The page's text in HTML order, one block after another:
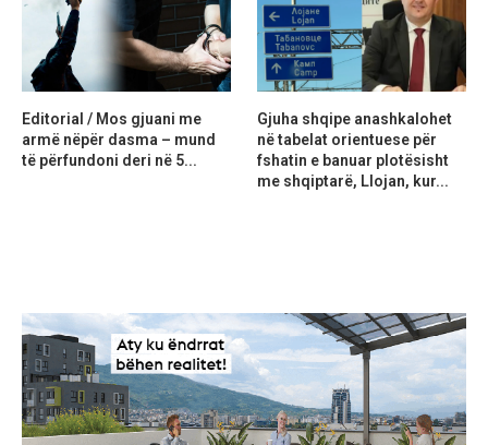
Editorial / Mos gjuani me
armë nëpër dasma – mund
të përfundoni deri në 5...
Gjuha shqipe anashkalohet
në tabelat orientuese për
fshatin e banuar plotësisht
me shqiptarë, Llojan, kur...